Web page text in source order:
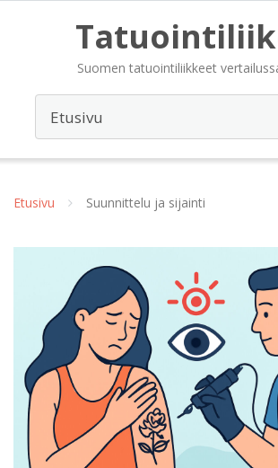
Suomen tatuointiliikkeet
Etusivu Suunnittelu ja sijainti